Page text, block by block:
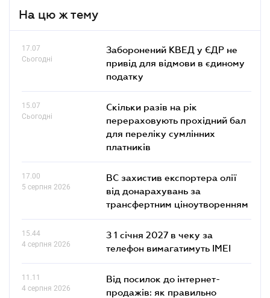
На цю ж тему
17.07
Сьогодні
Заборонений КВЕД у ЄДР не
привід для відмови в єдиному
податку
15.07
Сьогодні
Скільки разів на рік
перераховують прохідний бал
для переліку сумлінних
платників
17.00
5 серпня 2026
ВС захистив експортера олії
від донарахувань за
трансфертним ціноутворенням
15.44
4 серпня 2026
З 1 січня 2027 в чеку за
телефон вимагатимуть IMEI
11.11
4 серпня 2026
Від посилок до інтернет-
продажів: як правильно